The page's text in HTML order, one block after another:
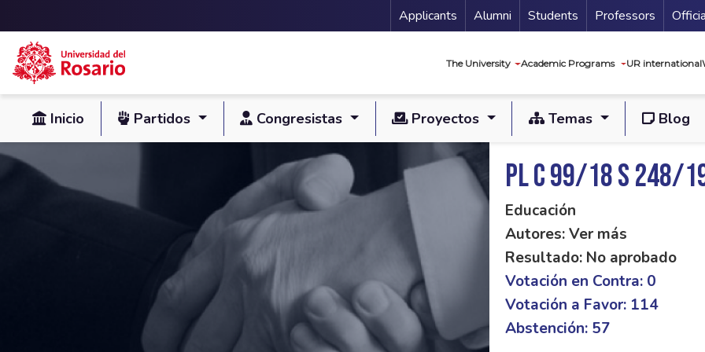
Skip to main content
Menu Secundario
Applicants Alumni Students Professors
The University Academic Programs UR international
Inicio Partidos Congresistas Proyectos Temas Blog
PL C 99/18 S 248/
Educación
Autores: Ver más
Resultado: No aprobado
Votación en Contra: 0
Votación a Favor: 114
Abstención: 57